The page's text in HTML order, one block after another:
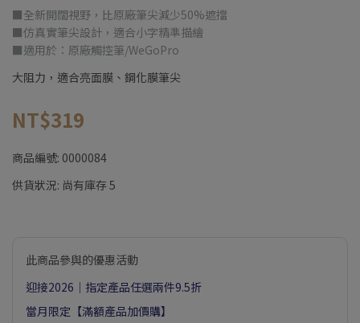
■全新開闊視野，比原廠筆尖減少50%遮擋
■仿真實筆尖設計，適合小字精準描繪
■適用於：原廠觸控筆/WeGoPro
大阻力，適合亮面膜、鋼化膜筆尖
NT$319
商品編號: 0000084
供貨狀況: 尚有庫存 5
此商品參與的優惠活動
迎接2026｜指定產品任選兩件9.5折
當月限定【滿額產品加價購】